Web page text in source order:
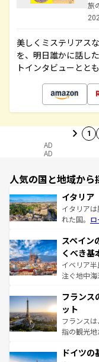
旅
美しくミステリアス
を、明日誰かに話し
トインタビューとと
1
AD
AD
人気の国と地域から
イタリア
イタリア
れた国。
ろん、ト
景など、
ピザやパ
できる。
なお、新
しい。
スペイン
くべき基
イベリア
注ぐ地中
文化が根
れる闘牛
る。首都
アートに
せる。地
フランス
ット
フランス
指の観光
で、幅広
ドイツの